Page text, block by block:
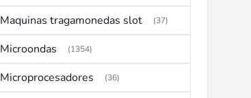
Maquinas tragamonedas slot (37)
Microondas (1354)
Microprocesadores (36)